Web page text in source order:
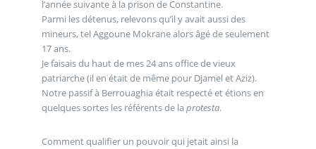
l’année suivante à la prison de Constantine.
Parmi les détenus, relevons qu’il y avait aussi des
mineurs, tel Aggoune Mokrane alors âgé de seulement
17 ans.
Je faisais du haut de mes 24 ans office de vieux
patriarche (il en était de même pour Djamel et Aziz).
Notre passif à Berrouaghia était respecté et étions en
quelques sortes les référents de la protesta.
Comment qualifier un pouvoir qui jetait ainsi la